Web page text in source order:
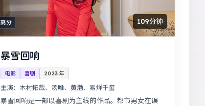
高分 109分钟
暴雪回响
电影 喜剧 2023 年
主演： 木村拓哉、汤唯、黄渤、易烊千玺
暴雪回响是一部以喜剧为主线的作品。都市男女在误